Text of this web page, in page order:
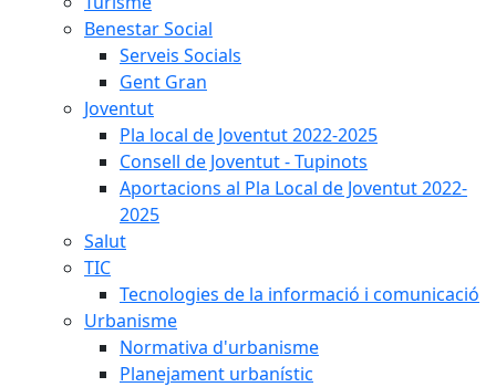
Benestar Social
Serveis Socials
Gent Gran
Joventut
Pla local de Joventut 2022-2025
Consell de Joventut - Tupinots
Aportacions al Pla Local de Joventut 2022-
2025
Salut
TIC
Tecnologies de la informació i comunicació
Urbanisme
Normativa d'urbanisme
Planejament urbanístic